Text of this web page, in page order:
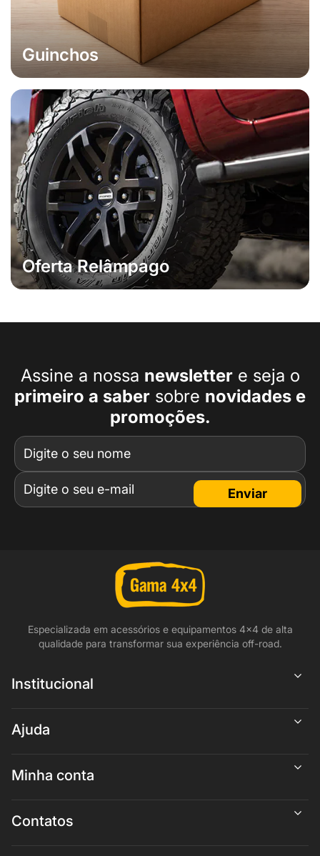
Guinchos
Oferta Relâmpago
Assine a nossa newslettere seja o
primeiro a saber sobre novidades e
promoções.
Enviar
Especializada em acessórios e equipamentos 4x4 de alta
qualidade para transformar sua experiência off-road.
Institucional
Ajuda
Minha conta
Contatos